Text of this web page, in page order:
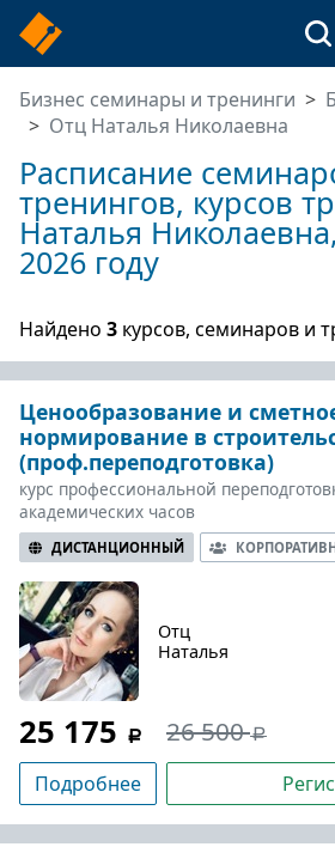
Бизнес семинары и тренинги
Отц Наталья Николаевна
Расписание
тренингов, курсов
Наталья
2026 году
Найдено 3 курсов, семинаров и
Ценообразование и
нормирование в
(проф.переподготовка)
курс профессиональной
академических часов
ДИСТАНЦИОННЫЙ
Отц
Наталья
25 175 26 500
Подробнее